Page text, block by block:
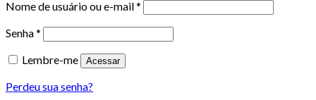
Nome de usuário ou e-mail*
Senha*
Lembre-me
Acessar
Perdeu sua senha?